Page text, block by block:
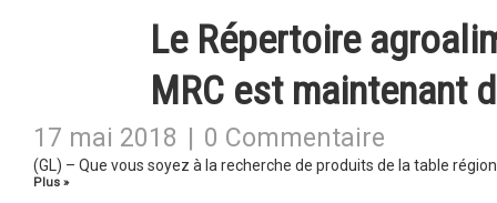
Le Répertoire
MRC est maintenant
17 mai 2018 0 Commentaire
(GL) – Que vous soyez à la recherche de produits de la table
Plus »